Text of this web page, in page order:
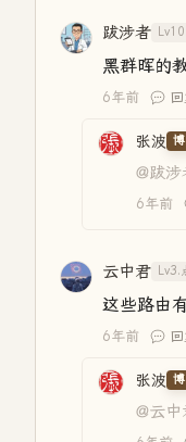
跋涉者
黑群晖的
6年前 回
张波
@跋涉
6年前
云中君 Lv3.
这些路由
6年前 回
张波
@云中